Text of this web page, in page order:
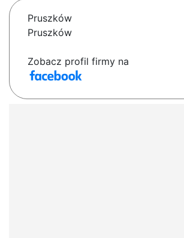
Pruszków
Pruszków
Zobacz profil firmy na